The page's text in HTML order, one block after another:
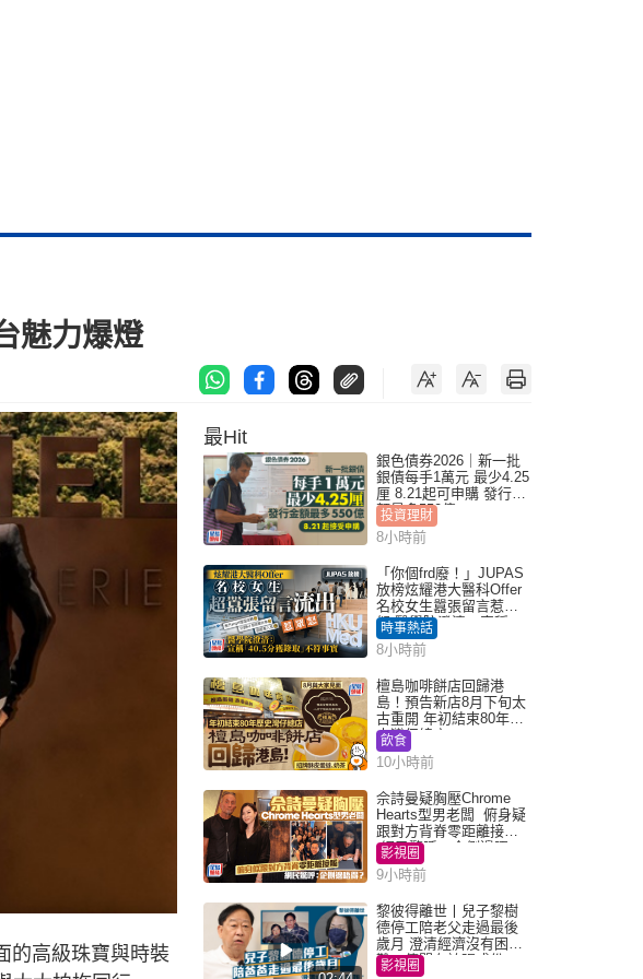
魅力爆燈
的高級珠寶與時裝
最Hit
銀色債券2026｜新一批
銀債每手1萬元 最少4.25
厘 8.21起可申購 發行金
額最多550億
投資理財
8小時前
「你個frd廢！」JUPAS
放榜炫耀港大醫科Offer
名校女生囂張留言惹眾
怒 醫學院澄清：宣稱
「40.5分獲錄取」不符事
實｜Juicy叮
時事熱話
8小時前
檀島咖啡餅店回歸港
島！預告新店8月下旬太
古重開 年初結束80年歷
史灣仔總店
飲食
10小時前
佘詩曼疑胸壓Chrome
Hearts型男老闆 俯身疑
跟對方背脊零距離接觸
網民驚呼：企側邊唔
得？
影視圈
9小時前
黎彼得離世丨兒子黎樹
德停工陪老父走過最後
歲月 澄清經濟沒有困
難：傳聞有誇張成份
影視圈